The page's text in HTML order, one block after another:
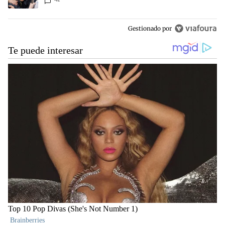
Gestionado por